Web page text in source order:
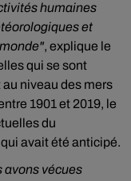
humaines
et
, explique le
qui se sont
niveau des mers
1901 et 2019, le
du
avait été anticipé.
avons vécues